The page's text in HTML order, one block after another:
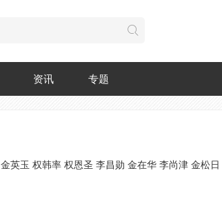
资讯 专题
金英玉 权韩率 权恩圣 李昌勋 金在华 李尚津 金松日